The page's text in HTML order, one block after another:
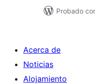
Probado
Acerca de
Noticias
Alojamiento